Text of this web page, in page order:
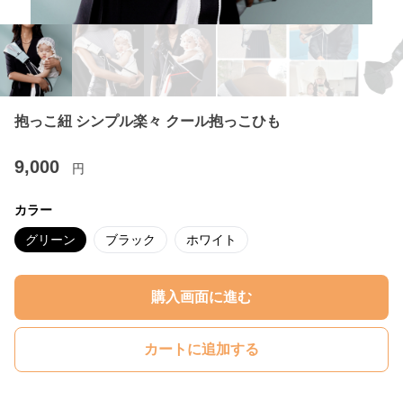
抱っこ紐 シンプル楽々 クール抱っこひも
9,000 円
カラー
グリーン ブラック ホワイト
購入画面に進む
カートに追加する